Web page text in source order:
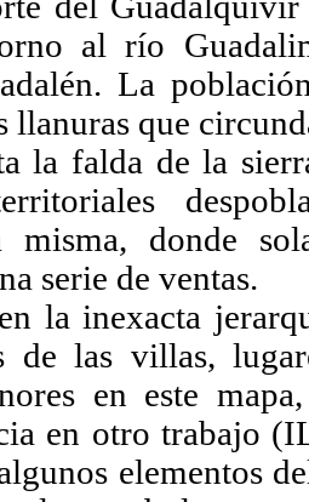
al río
La
llanuras que
la falda de la
donde
serie de ventas.
la inexacta
de las villas,
en este
en otro trabajo
elementos